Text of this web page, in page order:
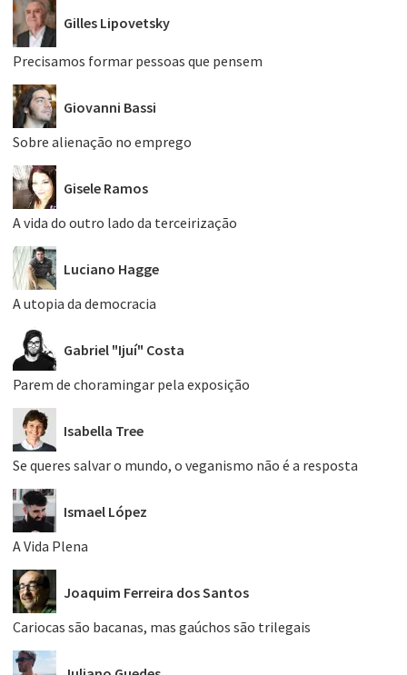
Gilles Lipovetsky
Precisamos formar pessoas que pensem
Giovanni Bassi
Sobre alienação no emprego
Gisele Ramos
A vida do outro lado da terceirização
Luciano Hagge
A utopia da democracia
Gabriel "Ijuí" Costa
Parem de choramingar pela exposição
Isabella Tree
Se queres salvar o mundo, o veganismo não é a resposta
Ismael López
A Vida Plena
Joaquim Ferreira dos Santos
Cariocas são bacanas, mas gaúchos são trilegais